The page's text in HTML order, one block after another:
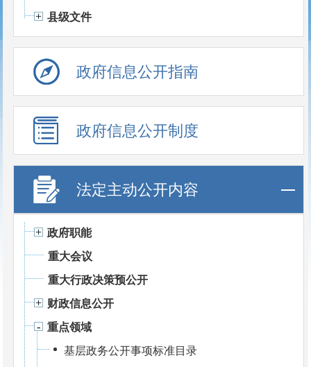
县级文件
政府信息公开指南
政府信息公开制度
法定主动公开内容
政府职能
重大会议
重大行政决策预公开
财政信息公开
重点领域
基层政务公开事项标准目录